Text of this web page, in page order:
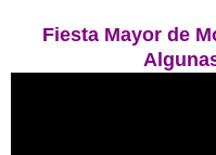
Fiesta Mayor de